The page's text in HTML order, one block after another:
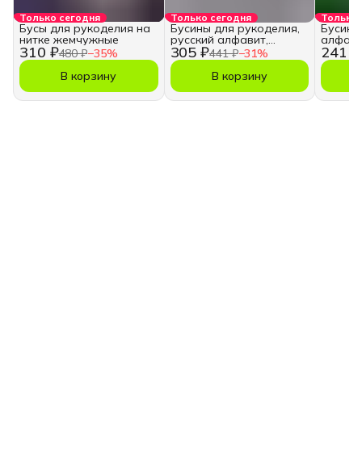
Только сегодня
310 ₽480 ₽−35%
Бусы для рукоделия на
нитке жемчужные
В корзину
Только сегодня
305 ₽441 ₽−31%
Бусины для рукоделия,
русский алфавит,
кубики
В корзину
Только
241 ₽